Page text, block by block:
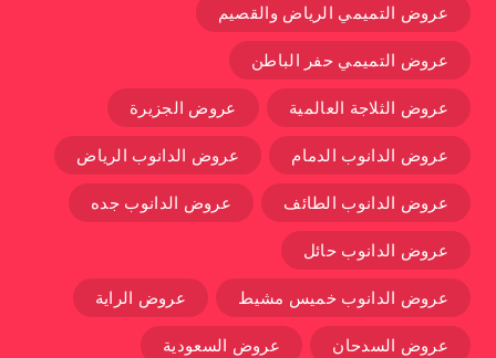
عروض التميمي الرياض والقصيم
عروض التميمي حفر الباطن
عروض الثلاجة العالمية عروض الجزيرة
عروض الدانوب الدمام عروض الدانوب الرياض
عروض الدانوب الطائف عروض الدانوب جده
عروض الدانوب حائل
عروض الدانوب خميس مشيط عروض الراية
عروض السدحان عروض السعودية